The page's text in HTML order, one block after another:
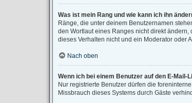
Was ist mein Rang und wie kann ich ihn
Ränge, die unter deinem Benutzernamen
den Wortlaut eines Ranges nicht direkt
dieses Verhalten nicht und ein Moderator oder
Nach oben
Wenn ich bei einem Benutzer auf den E-
Nur registrierte Benutzer dürfen die
Missbrauch dieses Systems durch Gäste